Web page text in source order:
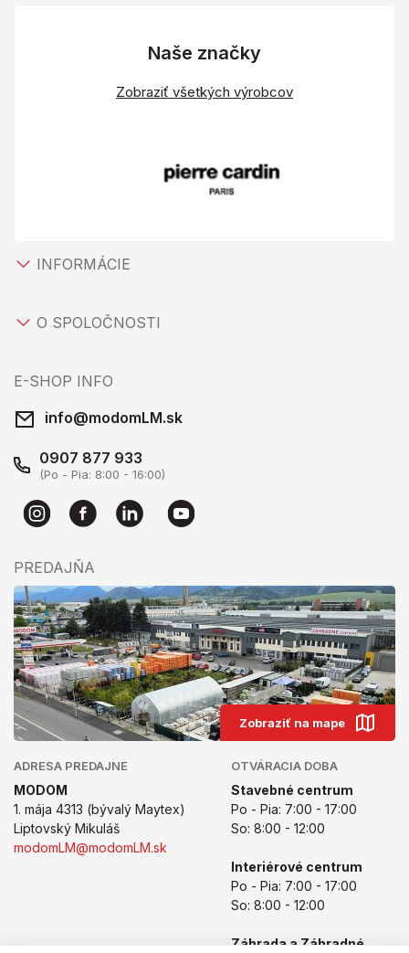
Naše značky
Zobraziť všetkých výrobcov
INFORMÁCIE
O SPOLOČNOSTI
E-SHOP INFO
info@modomLM.sk
0907 877 933
(Po - Pia: 8:00 - 16:00)
PREDAJŇA
Zobraziť na mape
ADRESA PREDAJNE
MODOM
1. mája 4313 (bývalý Maytex)
Liptovský Mikuláš
modomLM@modomLM.sk
OTVÁRACIA DOBA
Stavebné centrum
Po - Pia: 7:00 - 17:00
So: 8:00 - 12:00
Interiérové centrum
Po - Pia: 7:00 - 17:00
So: 8:00 - 12:00
Záhrada a Záhradné